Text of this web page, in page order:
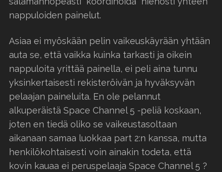
nappuloiden painelut.
Asiaa ei myöskään pelin vaikeuskäyrään yhtään
auta se, että vaikka kuinka tarkasti ja oikein
nappuloita yrittää painella, ei peli aina tunnu
yksinkertaisesti rekisteröivän ja hyväksyvän
pelaajan paineluita. En ole pelannut
alkuperäistä Space Channel 5 -peliä koskaan,
joten en tiedä oliko se vaikeustasoltaan
aikanaan samaa luokkaa part 2:n kanssa, mutta
henkilökohtaisesti voin ainakin todeta, että
kovin kauaa ei peruspelaaja Space Channel 5 ?